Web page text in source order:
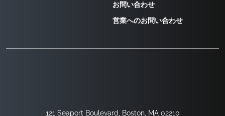
121 Seaport Boulevard, Boston, MA 02210
お問い合わせ
営業へのお問い合わせ